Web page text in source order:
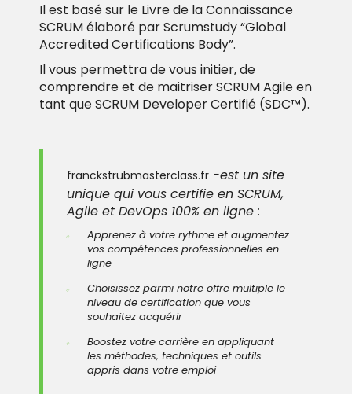
Il est basé sur le Livre de la Connaissance
SCRUM élaboré par Scrumstudy “Global
Accredited Certifications Body”.
Il vous permettra de vous initier, de
comprendre et de maitriserSCRUM Agile en
tant que SCRUM Developer Certifié (SDC™).
franckstrubmasterclass.fr -est un site
unique qui vous certifie en SCRUM,
Agile et DevOps 100% en ligne :
Apprenez à votre rythme et augmentez
vos compétences professionnelles en
ligne
Choisissez parmi notre offre multiple le
niveau de certification que vous
souhaitez acquérir
Boostez votre carrière en appliquant
les méthodes, techniques et outils
appris dans votre emploi